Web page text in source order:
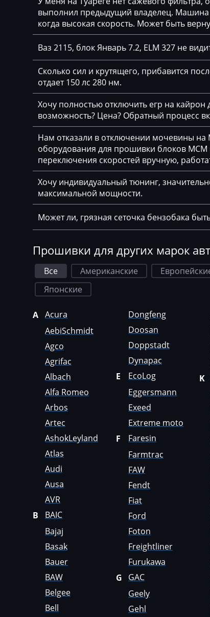
Claas
CMI
Comacchio
Cupra
Dacia
Daewoo
DAF
Daihatsu
Dammann
Derways
Deutz
Dewulf
Dieci
Dodge
Dongfeng
Doppstadt
Dynapac
EcoLog
Eggersmann
Exeed
Extreme moto
Faresin
Farmtrac
FAW
Fendt
Fiat
Ford
Foton
Freightliner
Furukawa
Delphi
DSG Temic
Marelli
Marelli
Siemens
Simos 10xx
Simos 11xx
Simos 12xx
Simos 18xx
Simos 3xx
Simos 7xx
Simos 9xx
выполнил предыдущий владелец. Машина
когда высокая скорость. Может быть
Ваз 2115, блок Январь 7.2, ELM 327 не
Сколько сил и крутящего, прибавится
отдает 150 лс 280 нм.
Хочу полностью отключить егр на кайрон
возможность? Цена? Обратный процесс
Нам отказали в отключении мочевины на
оборудования для прошивки блоков
переключения скоростей вручную,
Хочу индивидуальный тюнинг,
максимальной мощности.
Может ли, грязная сеточка бензобака
Прошивки для других марок
Все Американские
Японские
A Acura
AebiSchmidt
Agco
Agrifac
Albach
Alfa Romeo
Arbos
Artec
AshokLeyland
Atlas
Audi
Ausa
AVR
B
BAIC
Bajaj
Basak
Bauer
BAW
Belgee
Bell
Dongfeng
Doosan
Doppstadt
Dynapac
E
EcoLog
Eggersmann
Exeed
Extreme moto
F
Faresin
Farmtrac
FAW
Fendt
Fiat
Ford
Foton
Freightliner
Furukawa
G
GAC
Geely
Gehl
K